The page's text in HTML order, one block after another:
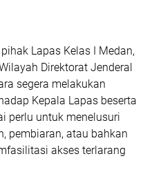
Lapas Kelas I Medan,
Direktorat Jenderal
segera melakukan
Kepala Lapas beserta
perlu untuk menelusuri
pembiaran, atau bahkan
akses terlarang